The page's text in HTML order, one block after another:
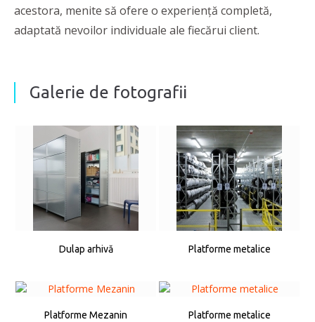
acestora, menite să ofere o experienţă completă,
adaptată nevoilor individuale ale fiecărui client.
Galerie de fotografii
Dulap arhivă Platforme metalice
Platforme Mezanin Platforme metalice